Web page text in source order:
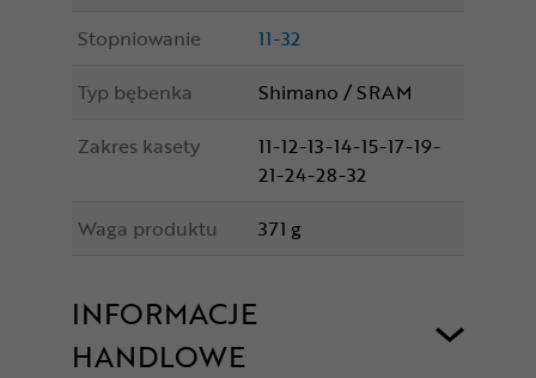
Stopniowanie
11-32
Typ bębenka
Shimano / SRAM
Zakres kasety
11-12-13-14-15-17-19-
21-24-28-32
Waga produktu
371 g
INFORMACJE
HANDLOWE